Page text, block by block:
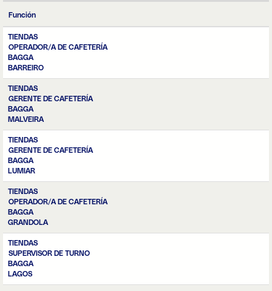
Función
TIENDAS
OPERADOR/A DE CAFETERÍA
BAGGA
BARREIRO
TIENDAS
GERENTE DE CAFETERÍA
BAGGA
MALVEIRA
TIENDAS
GERENTE DE CAFETERÍA
BAGGA
LUMIAR
TIENDAS
OPERADOR/A DE CAFETERÍA
BAGGA
GRANDOLA
TIENDAS
SUPERVISOR DE TURNO
BAGGA
LAGOS